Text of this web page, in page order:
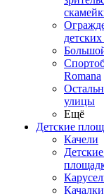
Romana
улицы
Ещё
Детские
Качели
Качалки